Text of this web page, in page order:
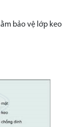
bảo vệ lớp keo